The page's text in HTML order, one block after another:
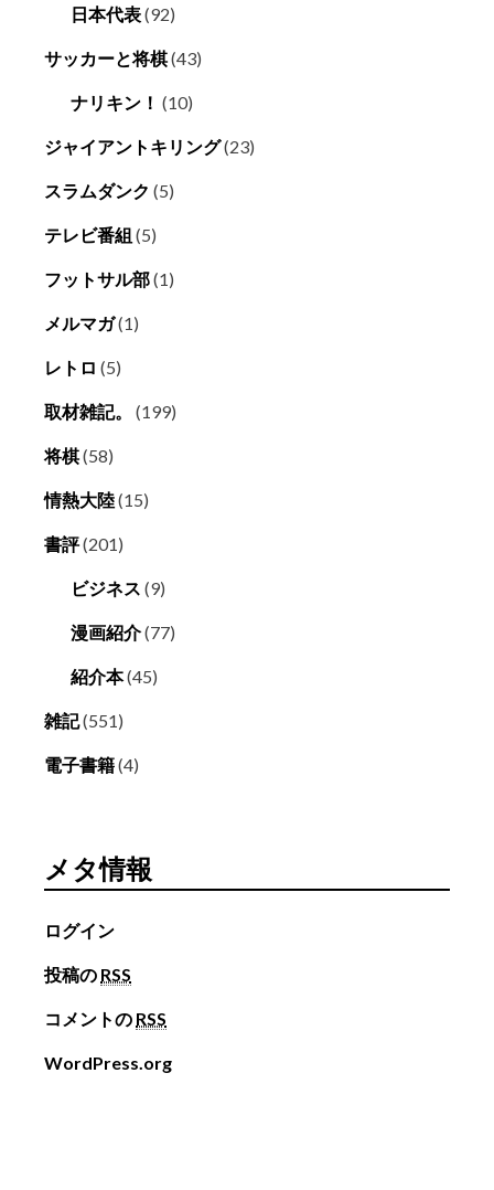
日本代表(92)
サッカーと将棋(43)
ナリキン！ (10)
ジャイアントキリング(23)
スラムダンク (5)
テレビ番組 (5)
フットサル部(1)
メルマガ(1)
レトロ (5)
取材雑記。 (199)
将棋(58)
情熱大陸(15)
書評(201)
ビジネス (9)
漫画紹介(77)
紹介本(45)
雑記(551)
電子書籍(4)
メタ情報
ログイン
投稿の RSS
コメントの RSS
WordPress.org